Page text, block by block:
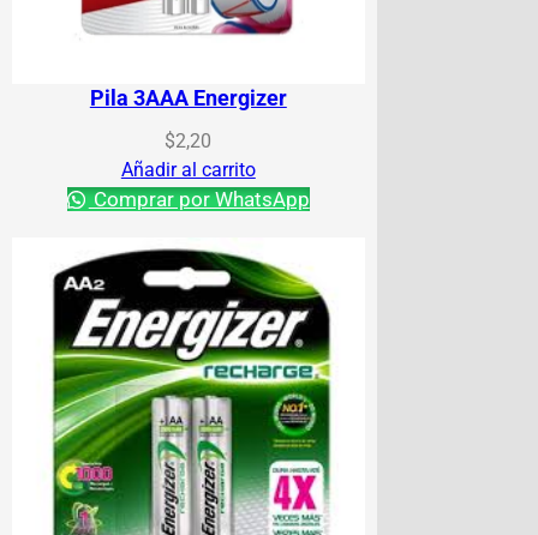
Pila 3AAA Energizer
$2,20
Añadir al carrito
Comprar por WhatsApp